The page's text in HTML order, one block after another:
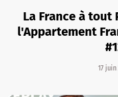
La France à
l'Appartement
17 juin